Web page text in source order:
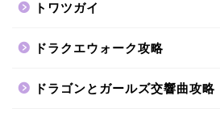
トワツガイ
ドラクエウォーク攻略
ドラゴンとガールズ交響曲攻略